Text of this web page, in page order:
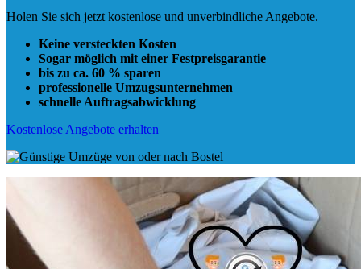
Holen Sie sich jetzt kostenlose und unverbindliche Angebote.
Keine versteckten Kosten
Sogar möglich mit einer Festpreisgarantie
bis zu ca. 60 % sparen
professionelle Umzugsunternehmen
schnelle Auftragsabwicklung
Kostenlose Angebote erhalten